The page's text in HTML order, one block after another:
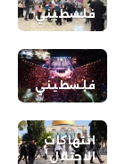
فلسطيني
فلسطيني
انتهاكات
الاحتلال